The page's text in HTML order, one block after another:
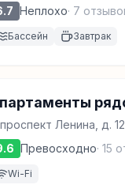
Неплохо· 7
Бассейн Завтрак
проспект Ленина, д.
Превосходно· 15
Wi-Fi